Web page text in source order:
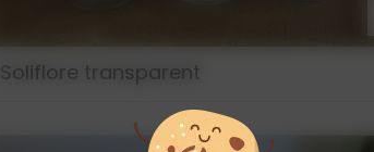
Soliflore transparent